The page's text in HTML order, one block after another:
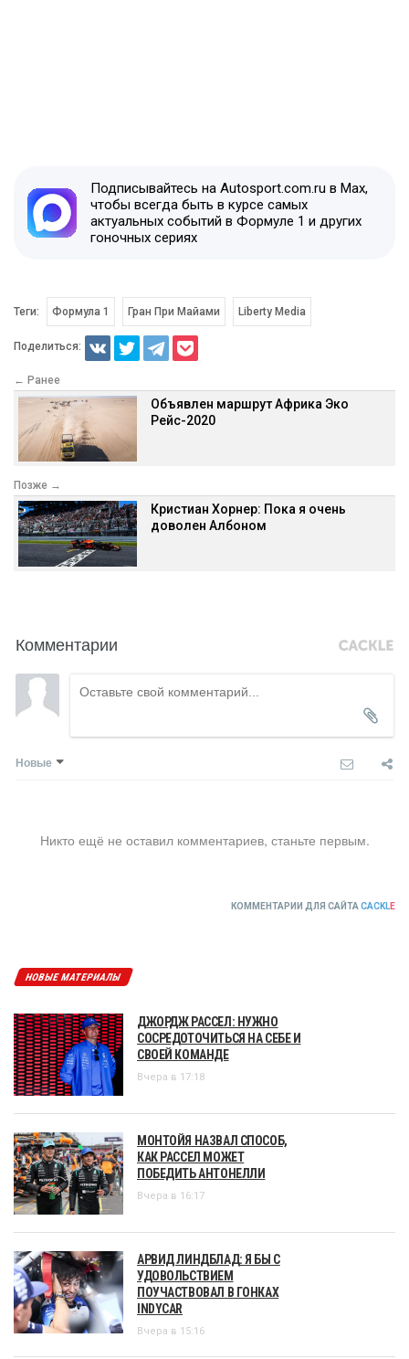
Подписывайтесь на Autosport.com.ru в Max,
чтобы всегда быть в курсе самых
актуальных событий в Формуле 1 и других
гоночных сериях
Теги: Формула 1 Гран При Майами Liberty Media
Поделиться:
← Ранее
Объявлен маршрут Африка Эко
Рейс-2020
Позже →
Кристиан Хорнер: Пока я очень
доволен Албоном
Комментарии
Новые
Никто ещё не оставил комментариев, станьте первым.
КОММЕНТАРИИ ДЛЯ САЙТА CACKLE
НОВЫЕ МАТЕРИАЛЫ
ДЖОРДЖ РАССЕЛ: НУЖНО
СОСРЕДОТОЧИТЬСЯ НА СЕБЕ И
СВОЕЙ КОМАНДЕ
Вчера в 17:18
МОНТОЙЯ НАЗВАЛ СПОСОБ,
КАК РАССЕЛ МОЖЕТ
ПОБЕДИТЬ АНТОНЕЛЛИ
Вчера в 16:17
АРВИД ЛИНДБЛАД: Я БЫ С
УДОВОЛЬСТВИЕМ
ПОУЧАСТВОВАЛ В ГОНКАХ
INDYCAR
Вчера в 15:16